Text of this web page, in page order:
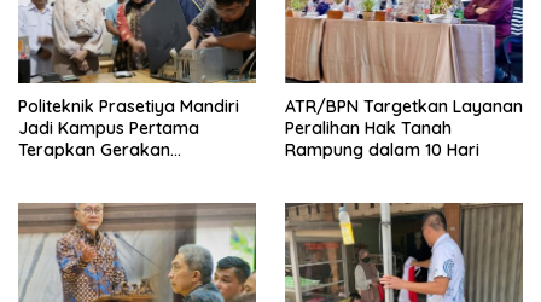
Politeknik Prasetiya Mandiri
Jadi Kampus Pertama
Terapkan Gerakan
ATR/BPN Targetkan Layanan
Peralihan Hak Tanah
Rampung dalam 10 Hari